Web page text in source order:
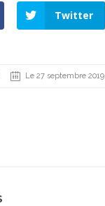
Twitter
Le 27 septembre 2019